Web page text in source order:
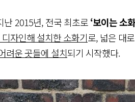
난 2015년, 전국 최초로‘보이는 소
자인해 설치한 소화기로, 넓은 대
려운 곳들에 설치되기 시작했다.